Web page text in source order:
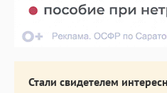
Стали свидетелем